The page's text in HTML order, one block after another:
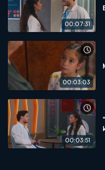
00:07:31
00:03:03
00:03:51